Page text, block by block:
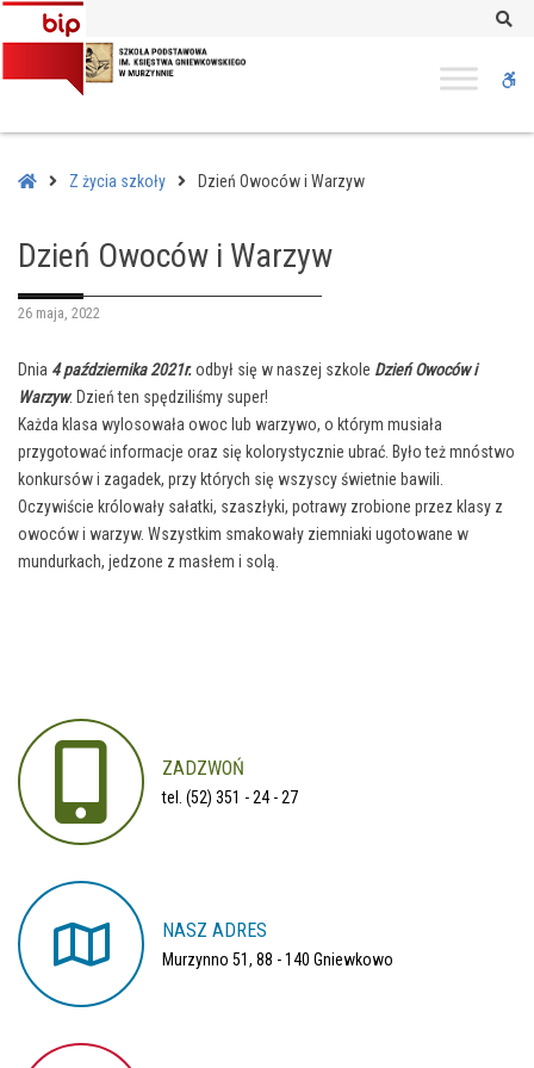
–
Dzień
HomeZ życia szkoły Dzień Owoców i Warzyw
Dzień Owoców i Warzyw
26 maja, 2022
Dnia 4 października 2021r.odbył się w naszej szkole Dzień Owoców i
Warzyw. Dzień ten spędziliśmy super!
Każda klasa wylosowała owoc lub warzywo, o którym musiała
przygotować informacje oraz się kolorystycznie ubrać. Było też mnóstwo
konkursów i zagadek, przy których się wszyscy świetnie bawili.
Oczywiście królowały sałatki, szaszłyki, potrawy zrobione przez klasy z
owoców i warzyw. Wszystkim smakowały ziemniaki ugotowane w
mundurkach, jedzone z masłem i solą.
ZADZWOŃ
tel. (52) 351 - 24 - 27
NASZ ADRES
Murzynno 51, 88 - 140 Gniewkowo